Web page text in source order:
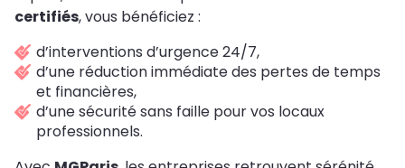
certifiés, vous bénéficiez :
d’interventions d’urgence 24/7,
d’une réduction immédiate des pertes de temps
et financières,
d’une sécurité sans faille pour vos locaux
professionnels.